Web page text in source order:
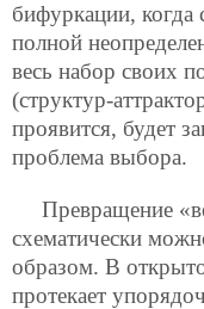
бифуркации, когда
полной
весь набор своих
(структур-
проявится, будет
проблема выбора.
Превращение
схематически
образом. В
протекает